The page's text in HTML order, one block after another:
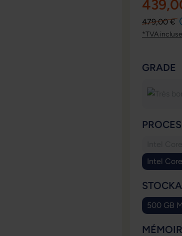
479,00 €
*TVA incluse
GRADE
Intel
500 GB